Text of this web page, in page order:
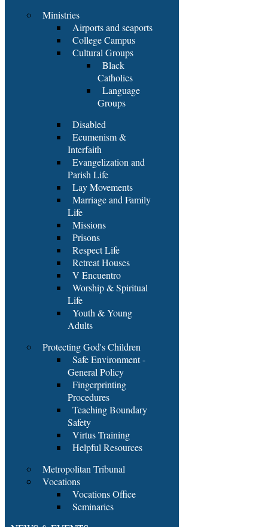
Ministries
Airports and seaports
College Campus
Cultural Groups
Black
Catholics
Language
Groups
Disabled
Ecumenism &
Interfaith
Evangelization and
Parish Life
Lay Movements
Marriage and Family
Life
Missions
Prisons
Respect Life
Retreat Houses
V Encuentro
Worship & Spiritual
Life
Youth & Young
Adults
Protecting God's Children
Safe Environment -
General Policy
Fingerprinting
Procedures
Teaching Boundary
Safety
Virtus Training
Helpful Resources
Metropolitan Tribunal
Vocations
Vocations Office
Seminaries